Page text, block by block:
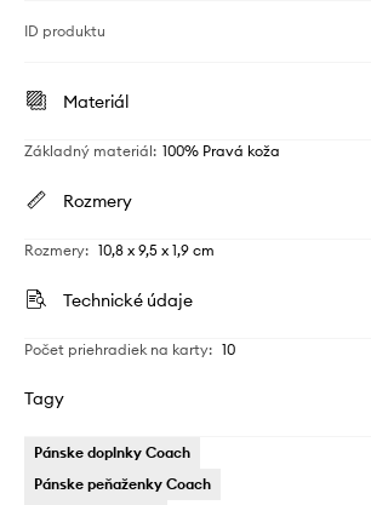
ID produktu
Materiál
Základný materiál: 100% Pravá koža
Rozmery
Rozmery: 10,8 x 9,5 x 1,9 cm
Technické údaje
Počet priehradiek na karty: 10
Tagy
Pánske doplnky Coach
Pánske peňaženky Coach